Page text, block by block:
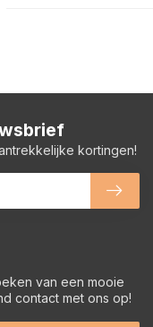
van een mooie
contact met ons op!
kortingen!